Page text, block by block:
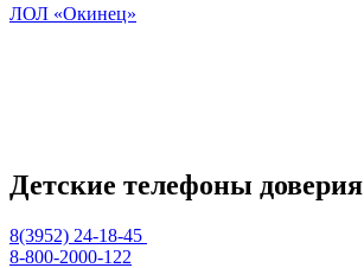
ЛОЛ «Окинец»
Детские телефоны доверия
8(3952) 24-18-45
8-800-2000-122